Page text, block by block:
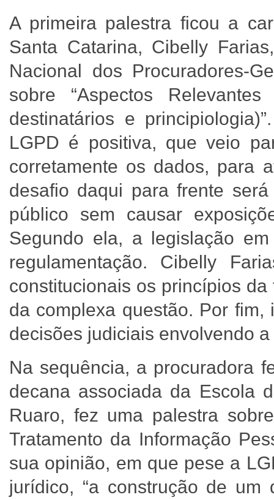
A primeira palestra ficou a
Santa Catarina, Cibelly
Nacional dos Procuradores-
sobre “Aspectos
destinatários e
LGPD é positiva, que veio
corretamente os dados, para
desafio daqui para frente
público sem causar
Segundo ela, a legislação
regulamentação. Cibelly
constitucionais os princípios
da complexa questão. Por
decisões judiciais envolvendo a
Na sequência, a procuradora
decana associada da Escola
Ruaro, fez uma palestra
Tratamento da Informação
sua opinião, em que pese a
jurídico, “a construção de